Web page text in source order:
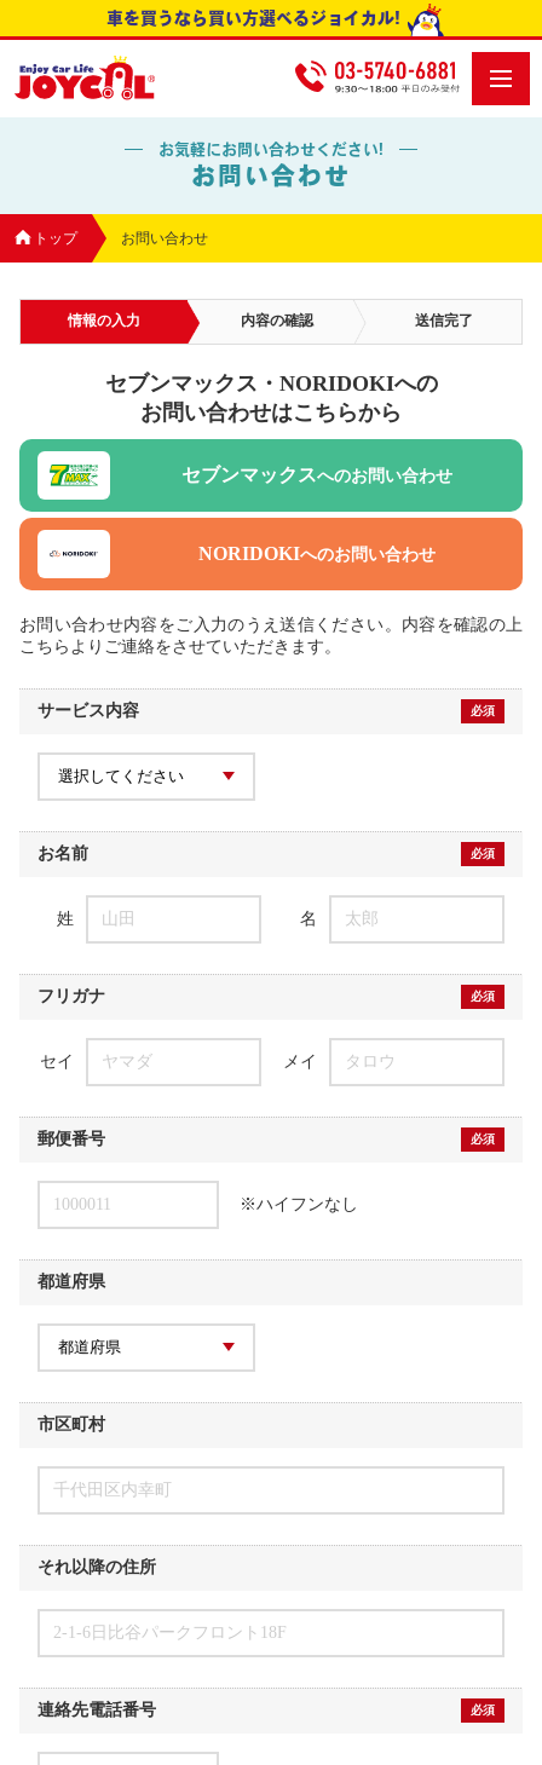
車を買うなら買い方選べるジョイカル!
お気軽にお問い合わせください!
お問い合わせ
トップ お問い合わせ
情報の入力 内容の確認 送信完了
セブンマックス・NORIDOKIへの
お問い合わせはこちらから
セブンマックスへのお問い合わせ
NORIDOKIへのお問い合わせ
お問い合わせ内容をご入力のうえ送信ください。内容を確認の上
こちらよりご連絡をさせていただきます。
サービス内容 必須
お名前 必須
姓 山田 名 太郎
フリガナ 必須
セイ ヤマダ メイ タロウ
郵便番号 必須
1000011 ※ハイフンなし
都道府県
市区町村
千代田区内幸町
それ以降の住所
2-1-6日比谷パークフロント18F
連絡先電話番号 必須